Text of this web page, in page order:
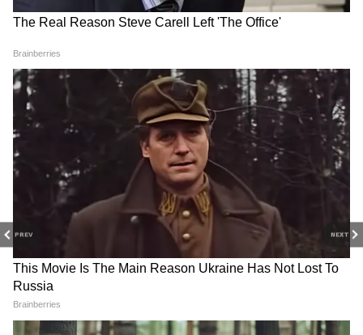
PREV NEXT
সম্ভাবনা রয়েছে, যার ফলে সুবিধাভোগীরা